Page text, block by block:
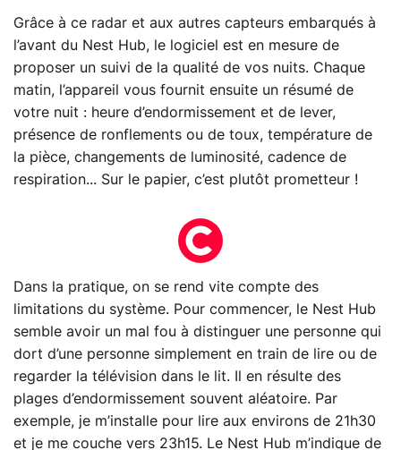
Grâce à ce radar et aux autres capteurs embarqués à
l’avant du Nest Hub, le logiciel est en mesure de
proposer un suivi de la qualité de vos nuits. Chaque
matin, l’appareil vous fournit ensuite un résumé de
votre nuit : heure d’endormissement et de lever,
présence de ronflements ou de toux, température de
la pièce, changements de luminosité, cadence de
respiration... Sur le papier, c’est plutôt prometteur !
Dans la pratique, on se rend vite compte des
limitations du système. Pour commencer, le Nest Hub
semble avoir un mal fou à distinguer une personne qui
dort d’une personne simplement en train de lire ou de
regarder la télévision dans le lit. Il en résulte des
plages d’endormissement souvent aléatoire. Par
exemple, je m’installe pour lire aux environs de 21h30
et je me couche vers 23h15. Le Nest Hub m’indique de